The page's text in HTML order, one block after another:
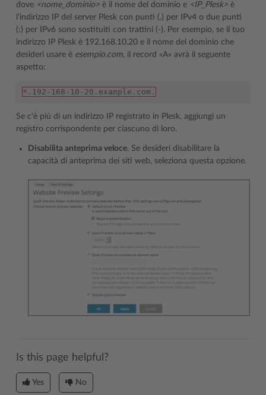
dove <nome_­dominio> è il nome del dominio e <IP_Plesk> è
l’indirizzo IP del server Plesk con punti (.) per IPv4 o due punti
(:) per IPv6 sono sostituiti con trattini (-). Per esempio, se il tuo
indirizzo IP Plesk è 192.168.10.20 e il nome del dominio che
desideri usare è esempio.com, il record «A» avrà il seguente
aspetto:
*.192-168-10-20.example.com.
Se c’è più di un indirizzo IP registrato in Plesk, aggiungi un
registro corrispondente per ciascuno di loro.
Disabilita anteprima veloce. Se desideri disabilitare la
capacità di anteprima dei siti web, seleziona questa opzione.
Is this page helpful?
Yes No